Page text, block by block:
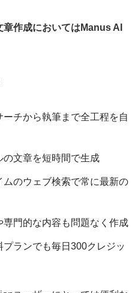
章作成においてはManus AI
ーチから執筆まで全工程を自
の文章を短時間で生成
ムのウェブ検索で常に最新の
専門的な内容も問題なく作成
プランでも毎日300クレジッ